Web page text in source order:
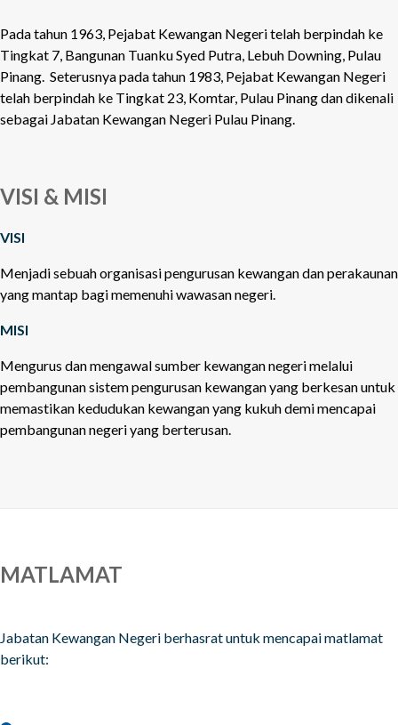
Pada tahun 1963, Pejabat Kewangan Negeri telah berpindah ke
Tingkat 7, Bangunan Tuanku Syed Putra, Lebuh Downing, Pulau
Pinang. Seterusnya pada tahun 1983, Pejabat Kewangan Negeri
telah berpindah ke Tingkat 23, Komtar, Pulau Pinang dan dikenali
sebagai Jabatan Kewangan Negeri Pulau Pinang.
VISI & MISI
VISI
Menjadi sebuah organisasi pengurusan kewangan dan perakaunan
yang mantap bagi memenuhi wawasan negeri.
MISI
Mengurus dan mengawal sumber kewangan negeri melalui
pembangunan sistem pengurusan kewangan yang berkesan untuk
memastikan kedudukan kewangan yang kukuh demi mencapai
pembangunan negeri yang berterusan.
MATLAMAT
Jabatan Kewangan Negeri berhasrat untuk mencapai matlamat
berikut: